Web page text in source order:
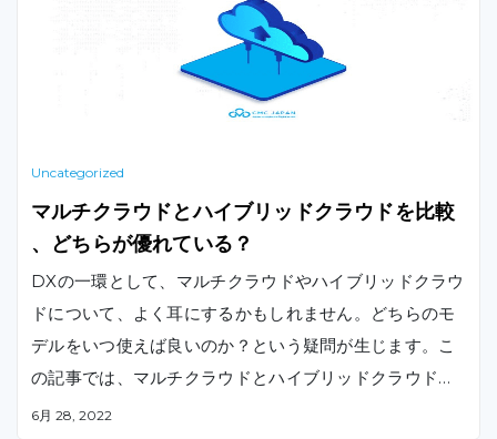
Uncategorized
マルチクラウドとハイブリッドクラウドを比較
、どちらが優れている？
DXの一環として、マルチクラウドやハイブリッドクラウ
ドについて、よく耳にするかもしれません。どちらのモ
デルをいつ使えば良いのか？という疑問が生じます。こ
の記事では、マルチクラウドとハイブリッドクラウドの
概要やメリット・デメリットを比較しながら、決断の指
6月 28, 2022